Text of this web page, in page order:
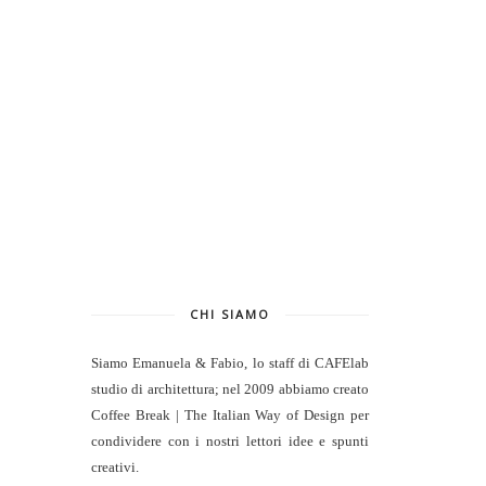
CHI SIAMO
Siamo Emanuela & Fabio, lo staff di CAFElab
studio di architettura; nel 2009 abbiamo creato
Coffee Break | The Italian Way of Design per
condividere con i nostri lettori idee e spunti
creativi.